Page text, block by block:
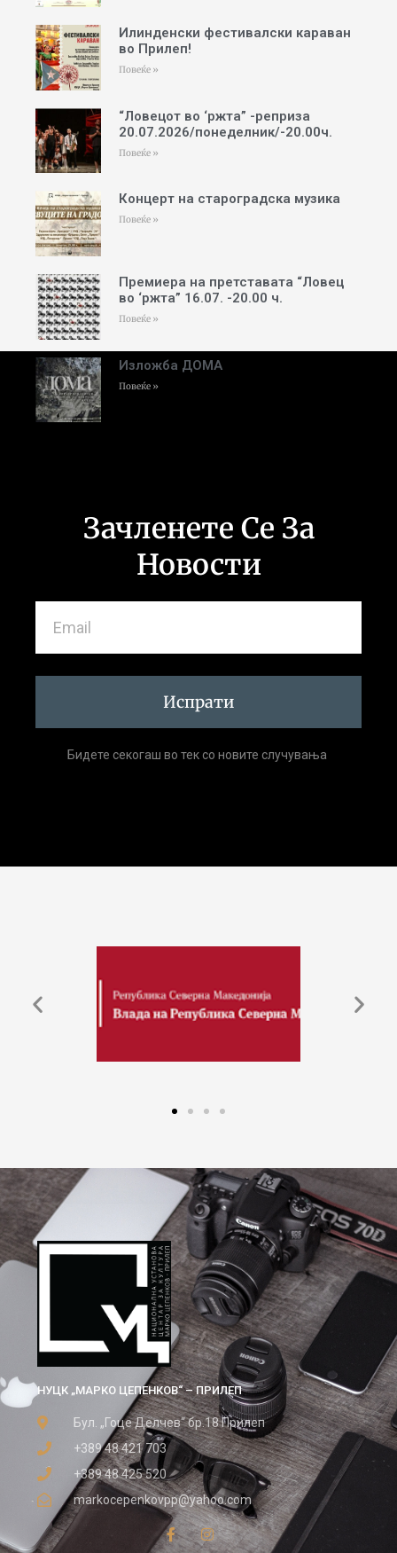
Илинденски фестивалски караван
во Прилеп!
Повеќе »
“Ловецот во ‘ржта” -реприза
20.07.2026/понеделник/-20.00ч.
Повеќе »
Концерт на староградска музика
Повеќе »
Премиера на претставата “Ловец
во ‘ржта” 16.07. -20.00 ч.
Повеќе »
Изложба ДОМА
Повеќе »
Зачленете Се За
Новости
Испрати
Бидете секогаш во тек со новите случувања
НУЦК „МАРКО ЦЕПЕНКОВ“ – ПРИЛЕП
Бул. „Гоце Делчев“ бр.18 Прилеп
+389 48 421 703
+389 48 425 520
markocepenkovpp@yahoo.com